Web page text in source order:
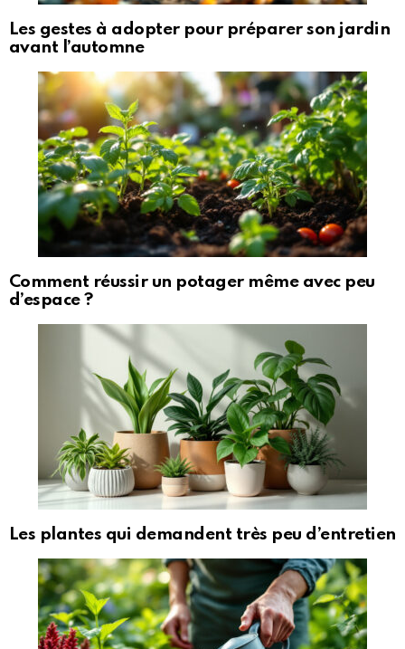
Les gestes à adopter pour préparer son jardin
avant l’automne
Comment réussir un potager même avec peu
d’espace ?
Les plantes qui demandent très peu d’entretien